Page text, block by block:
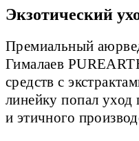
Экзотический
Премиальный
Гималаев
средств с
линейку попал
и этичного